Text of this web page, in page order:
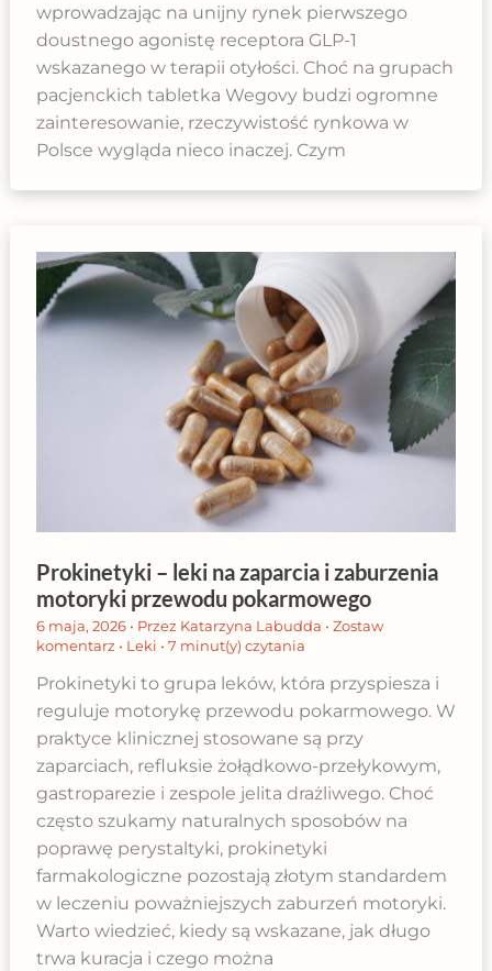
wprowadzając na unijny rynek pierwszego
doustnego agonistę receptora GLP-1
wskazanego w terapii otyłości. Choć na grupach
pacjenckich tabletka Wegovy budzi ogromne
zainteresowanie, rzeczywistość rynkowa w
Polsce wygląda nieco inaczej. Czym
Prokinetyki – leki na zaparcia i zaburzenia
motoryki przewodu pokarmowego
6 maja, 2026 • Przez Katarzyna Labudda • Zostaw
komentarz • Leki • 7 minut(y) czytania
Prokinetyki to grupa leków, która przyspiesza i
reguluje motorykę przewodu pokarmowego. W
praktyce klinicznej stosowane są przy
zaparciach, refluksie żołądkowo-przełykowym,
gastroparezie i zespole jelita drażliwego. Choć
często szukamy naturalnych sposobów na
poprawę perystaltyki, prokinetyki
farmakologiczne pozostają złotym standardem
w leczeniu poważniejszych zaburzeń motoryki.
Warto wiedzieć, kiedy są wskazane, jak długo
trwa kuracja i czego można